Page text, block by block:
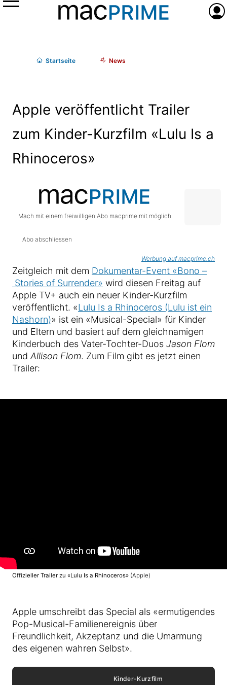
Menü
Startseite News
Apple veröffentlicht Trailer
zum Kinder-Kurzfilm «Lulu Is a
Rhinoceros»
Mach mit einem freiwilligen Abo macprime mit möglich.
Abo abschliessen
Werbung auf macprime.ch
Zeitgleich mit dem Dokumentar-Event «Bono –
Stories of Surrender» wird diesen Freitag auf
Apple TV+ auch ein neuer Kinder-Kurzfilm
veröffentlicht. «Lulu Is a Rhinoceros (Lulu ist ein
Nashorn)» ist ein «Musical-Special» für Kinder
und Eltern und basiert auf dem gleichnamigen
Kinderbuch des Vater-Tochter-Duos Jason Flom
und Allison Flom. Zum Film gibt es jetzt einen
Trailer:
Offizieller Trailer zu «Lulu Is a Rhinoceros» (Apple)
Apple umschreibt das Special als «ermutigendes
Pop-Musical-Familienereignis über
Freundlichkeit, Akzeptanz und die Umarmung
des eigenen wahren Selbst».
Kinder-Kurzfilm